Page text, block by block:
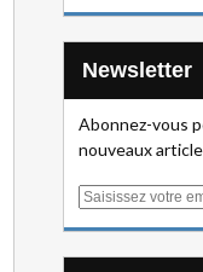
Newsletter
Abonnez-vous
nouveaux
E